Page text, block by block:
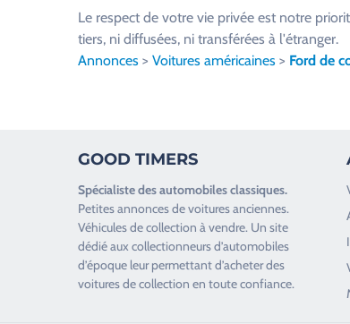
l
a
s
e
r
c
Le respect de votre vie privée est notre
tiers, ni diffusées, ni transférées à l'étranger.
Annonces > Voitures américaines > Ford de
GOOD TIMERS
Spécialiste desautomobiles classiques.
Petites annonces devoitures anciennes.
Véhicules de collection à vendre. Un site
dédié aux collectionneurs d’automobiles
d’époque leur permettant d’acheter des
voitures de collection en toute confiance.